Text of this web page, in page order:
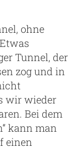
ohne
Tunnel, der
zog und in
wir wieder
Bei dem
kann man
einen